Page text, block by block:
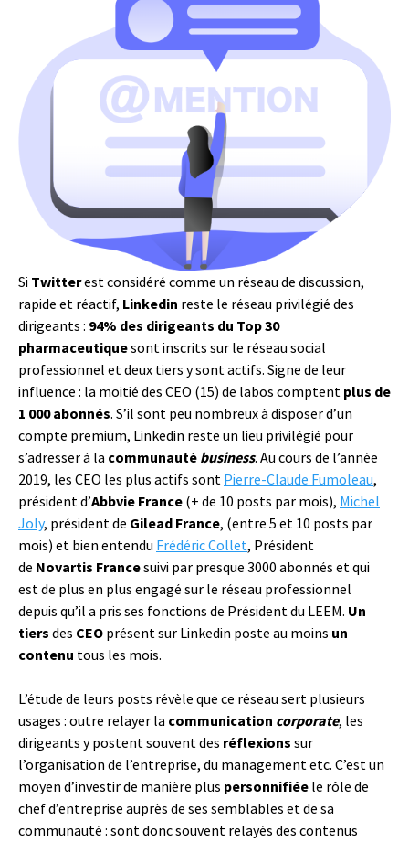
Si Twitterest considéré comme un réseau de discussion,
rapide et réactif, Linkedin reste le réseau privilégié des
dirigeants : 94% des dirigeants du Top 30
pharmaceutiquesont inscrits sur le réseau social
professionnel et deux tiers y sont actifs. Signe de leur
influence : la moitié des CEO (15) de labos comptent plus de
1 000 abonnés. S’il sont peu nombreux à disposer d’un
compte premium, Linkedin reste un lieu privilégié pour
s’adresser à la communauté business. Au cours de l’année
2019, les CEO les plus actifs sont Pierre-Claude Fumoleau,
président d’Abbvie France (+ de 10 posts par mois), Michel
Joly, président de Gilead France, (entre 5 et 10 posts par
mois) et bien entendu Frédéric Collet, Président
de Novartis Francesuivi par presque 3000 abonnés et qui
est de plus en plus engagé sur le réseau professionnel
depuis qu’il a pris ses fonctions de Président du LEEM. Un
tiers des CEO présent sur Linkedin poste au moins un
contenu tous les mois.
L’étude de leurs posts révèle que ce réseau sert plusieurs
usages : outre relayer la communication corporate, les
dirigeants y postent souvent des réflexions sur
l’organisation de l’entreprise, du management etc. C’est un
moyen d’investir de manière plus personnifiée le rôle de
chef d’entreprise auprès de ses semblables et de sa
communauté : sont donc souvent relayés des contenus